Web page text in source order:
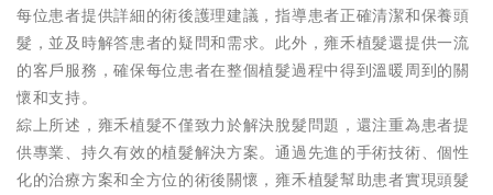
每位患者提供詳細的術後護理建議，指導患者正確清潔和保養頭
髮，並及時解答患者的疑問和需求。此外，雍禾植髮還提供一流
的客戶服務，確保每位患者在整個植髮過程中得到溫暖周到的關
懷和支持。
綜上所述，雍禾植髮不僅致力於解決脫髮問題，還注重為患者提
供專業、持久有效的植髮解決方案。通過先進的手術技術、個性
化的治療方案和全方位的術後關懷，雍禾植髮幫助患者實現頭髮